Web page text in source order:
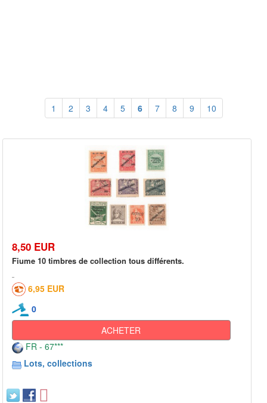
1 2 3 4 5 6 7 8 9 10
8,50 EUR
Fiume 10 timbres de collection tous différents.
6,95 EUR
0
ACHETER
FR - 67***
Lots, collections